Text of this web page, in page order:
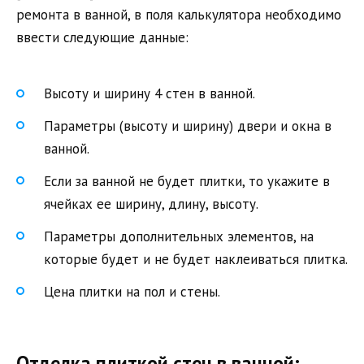
ремонта в ванной, в поля калькулятора необходимо
ввести следующие данные:
Высоту и ширину 4 стен в ванной.
Параметры (высоту и ширину) двери и окна в
ванной.
Если за ванной не будет плитки, то укажите в
ячейках ее ширину, длину, высоту.
Параметры дополнительных элементов, на
которые будет и не будет наклеиваться плитка.
Цена плитки на пол и стены.